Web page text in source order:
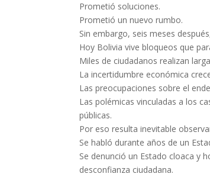
Prometió soluciones.
Prometió un nuevo rumbo.
Sin embargo, seis meses
Hoy Bolivia vive bloqueos que
Miles de ciudadanos realizan
La incertidumbre económica
Las preocupaciones sobre el
Las polémicas vinculadas a los
públicas.
Por eso resulta inevitable
Se habló durante años de un
Se denunció un Estado cloaca y
desconfianza ciudadana.